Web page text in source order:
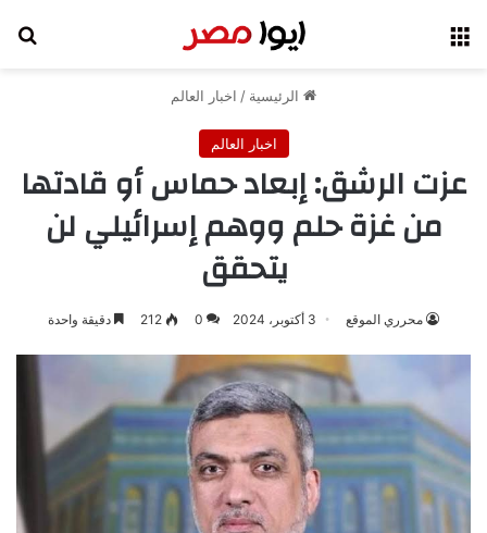
الرئيسية / اخبار العالم
اخبار العالم
عزت الرشق: إبعاد حماس أو قادتها
من غزة حلم ووهم إسرائيلي لن
يتحقق
محرري الموقع 3 أكتوبر، 2024 0
212 دقيقة واحدة